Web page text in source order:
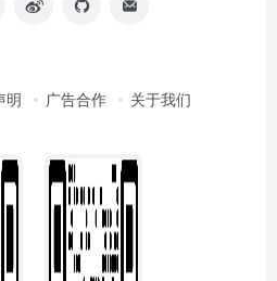
明 广告合作 关于我们